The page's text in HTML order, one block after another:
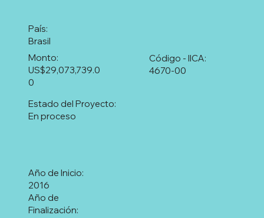
País:
Brasil
4670-00
Código - IICA:
US$29,073,739.0
0
Monto:
En proceso
Estado del Proyecto:
2016
Año de Inicio:
Año de
Finalización: